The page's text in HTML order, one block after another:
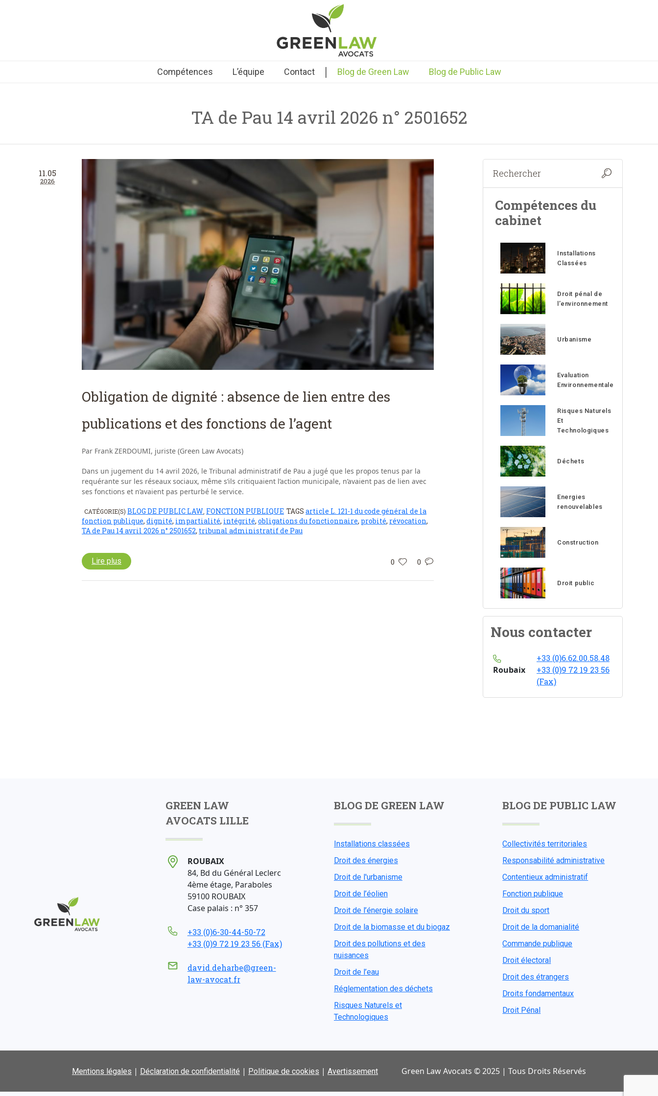
Compétences L’équipe Contact | Blog de Green Law Blog de Public Law
TA de Pau 14 avril 2026 n° 2501652
11.05
2026
Obligation de dignité : absence de lien entre des
publications et des fonctions de l’agent
Par Frank ZERDOUMI, juriste (Green Law Avocats)
Dans un jugement du 14 avril 2026, le Tribunal administratif de Pau a jugé que les propos tenus par la
requérante sur les réseaux sociaux, même s’ils critiquaient l’action municipale, n’avaient pas de lien avec
ses fonctions et n’avaient pas perturbé le service.
CATÉGORIE(S) BLOG DE PUBLIC LAW FONCTION PUBLIQUE TAGS article L. 121-1 du code général de la
fonction publique, dignité, impartialité, intégrité, obligations du fonctionnaire, probité, révocation,
TA de Pau 14 avril 2026 n° 2501652, tribunal administratif de Pau
0 0
Lire plus
Compétences du
cabinet
Installations
Classées
Droit pénal de
l’environnement
Urbanisme
Evaluation
Environnementale
Risques Naturels
Et
Technologiques
Déchets
Energies
renouvelables
Construction
Droit public
Nous contacter
Roubaix
+33 (0)6.62.00.58.48
+33 (0)9 72 19 23 56
(Fax)
GREEN LAW
AVOCATS LILLE
ROUBAIX
84, Bd du Général Leclerc
4ème étage, Paraboles
59100 ROUBAIX
Case palais : n° 357
+33 (0)6-30-44-50-72
+33 (0)9 72 19 23 56 (Fax)
david.deharbe@green-
law-avocat.fr
BLOG DE GREEN LAW
Installations classées
Droit des énergies
Droit de l'urbanisme
Droit de l’éolien
Droit de l’énergie solaire
Droit de la biomasse et du biogaz
Droit des pollutions et des
nuisances
Droit de l’eau
Réglementation des déchets
Risques Naturels et
Technologiques
BLOG DE PUBLIC LAW
Collectivités territoriales
Responsabilité administrative
Contentieux administratif
Fonction publique
Droit du sport
Droit de la domanialité
Commande publique
Droit électoral
Droit des étrangers
Droits fondamentaux
Droit Pénal
Mentions légales | Déclaration de confidentialité | Politique de cookies | Avertissement Green Law Avocats © 2025 | Tous Droits Réservés